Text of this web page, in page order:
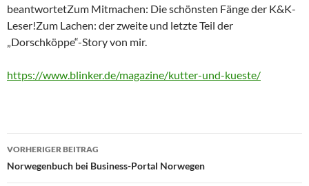
beantwortetZum Mitmachen: Die schönsten Fänge der K&K-
Leser!Zum Lachen: der zweite und letzte Teil der
„Dorschköppe“-Story von mir.
https://www.blinker.de/magazine/kutter-und-kueste/
Beitragsnavigation
VORHERIGER BEITRAG
Norwegenbuch bei Business-Portal Norwegen